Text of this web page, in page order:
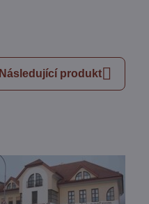
Následující produkt